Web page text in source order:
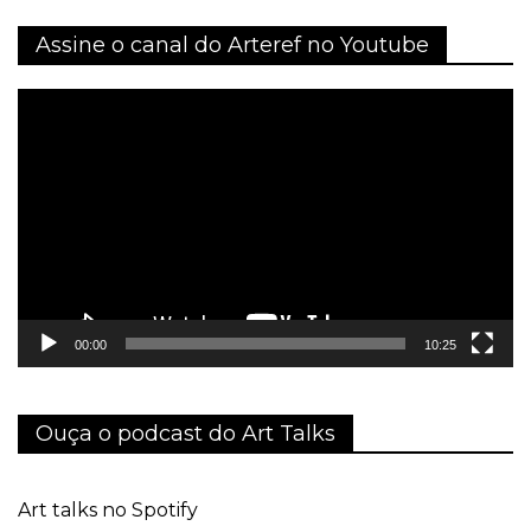
Assine o canal do Arteref no Youtube
00:00 10:25
Ouça o podcast do Art Talks
Art talks no Spotify